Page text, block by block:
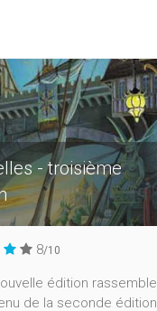
- troisième
8/10
édition rassemble
de la seconde édition